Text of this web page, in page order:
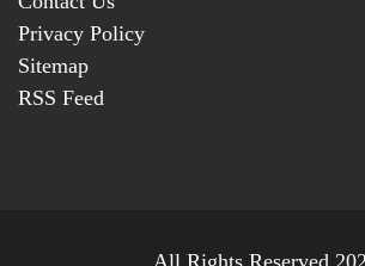
Privacy Policy
Sitemap
RSS Feed
All Rights Reserved